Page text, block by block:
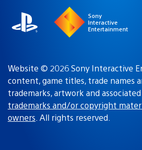
Sony
Interactive
Entertainment
Website © 2026 Sony Interactive
content, game titles, trade names
trademarks, artwork and
trademarks and/or copyright
owners. All rights reserved.